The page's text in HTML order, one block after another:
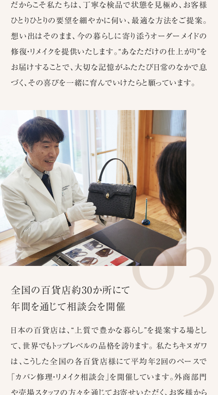
だからこそ私たちは、丁寧な検品で状態を見極め、お客様
ひとりひとりの要望を細やかに伺い、最適な方法をご提案。
想い出はそのまま、今の暮らしに寄り添うオーダーメイドの
修復・リメイクを提供いたします。“あなただけの仕上がり”を
お届けすることで、大切な記憶がふたたび日常のなかで息
づく、その喜びを一緒に育んでいけたらと願っています。
03
全国の百貨店約30か所にて
年間を通じて相談会を開催
日本の百貨店は、“上質で豊かな暮らし”を提案する場とし
て、世界でもトップレベルの品格を誇ります。 私たちキヌガワ
は、こうした全国の各百貨店様にて平均年2回のペースで
「カバン修理・リメイク相談会」を開催しています。外商部門
や売場スタッフの方々を通じてお寄せいただく、お客様から